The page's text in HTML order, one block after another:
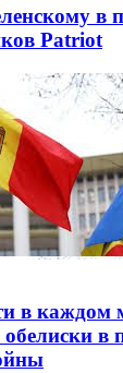
в
Patriot
в каждом
обелиски в